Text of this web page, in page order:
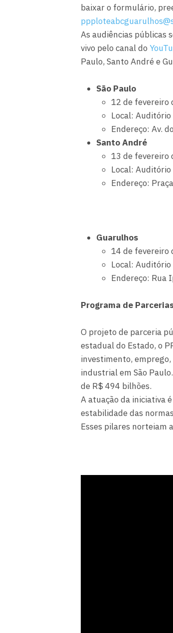
baixar o formulário,
As audiências públicas
vivo pelo canal do
Paulo, Santo André e
São Paulo
12 de fevereiro
Local:
Endereço: Av.
Santo André
13 de fevereiro
Local:
Endereço:
Guarulhos
14 de fevereiro
Local: Auditório
Endereço: Rua
Programa de
O projeto de parceria
estadual do Estado, o
investimento,
industrial em São
de R$ 494 bilhões.
A atuação da iniciativa
estabilidade das
Esses pilares norteiam